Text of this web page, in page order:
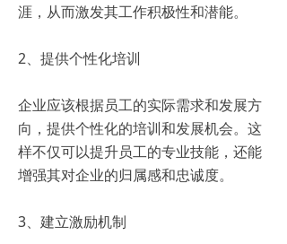
涯，从而激发其工作积极性和潜能。
2、提供个性化培训
企业应该根据员工的实际需求和发展方
向，提供个性化的培训和发展机会。这
样不仅可以提升员工的专业技能，还能
增强其对企业的归属感和忠诚度。
3、建立激励机制